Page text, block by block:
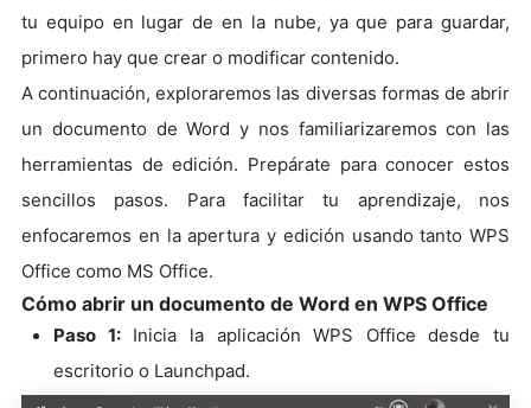
tu equipo en lugar de en la nube, ya que para guardar,
primero hay que crear o modificar contenido.
A continuación, exploraremos las diversas formas de abrir
un documento de Word y nos familiarizaremos con las
herramientas de edición. Prepárate para conocer estos
sencillos pasos. Para facilitar tu aprendizaje, nos
enfocaremos en la apertura y edición usando tanto WPS
Office como MS Office.
Cómo abrir un documento de Word en WPS Office
Paso 1:Inicia la aplicación WPS Office desde tu
escritorio o Launchpad.